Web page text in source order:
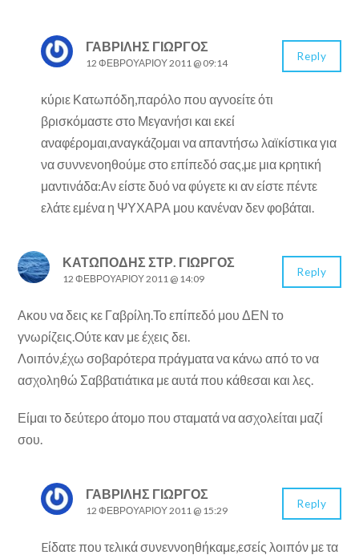
ΓΑΒΡΊΛΗΣ ΓΙΏΡΓΟΣ
12 ΦΕΒΡΟΥΑΡΊΟΥ 2011 @ 09:14
κύριε Κατωπόδη,παρόλο που αγνοείτε ότι
βρισκόμαστε στο Μεγανήσι και εκεί
αναφέρομαι,αναγκάζομαι να απαντήσω λαϊκίστικα για
να συννενοηθούμε στο επίπεδό σας,με μια κρητική
μαντινάδα:Αν είστε δυό να φύγετε κι αν είστε πέντε
ελάτε εμένα η ΨΥΧΑΡΑ μου κανέναν δεν φοβάται.
Reply
ΚΑΤΩΠΌΔΗΣ ΣΤΡ. ΓΙΏΡΓΟΣ
12 ΦΕΒΡΟΥΑΡΊΟΥ 2011 @ 14:09
Ακου να δεις κε Γαβρίλη.Το επίπεδό μου ΔΕΝ το
γνωρίζεις.Ούτε καν με έχεις δει.
Λοιπόν,έχω σοβαρότερα πράγματα να κάνω από το να
ασχοληθώ Σαββατιάτικα με αυτά που κάθεσαι και λες.
Είμαι το δεύτερο άτομο που σταματά να ασχολείται μαζί
σου.
Reply
ΓΑΒΡΊΛΗΣ ΓΙΏΡΓΟΣ
12 ΦΕΒΡΟΥΑΡΊΟΥ 2011 @ 15:29
Eίδατε που τελικά συνεννοηθήκαμε,εσείς λοιπόν με τα
Reply